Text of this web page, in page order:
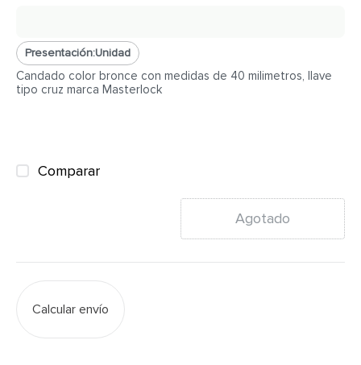
Presentación:Unidad
Candado color bronce con medidas de 40 milimetros, llave
tipo cruz marca Masterlock
Comparar
Agotado
Calcular envío